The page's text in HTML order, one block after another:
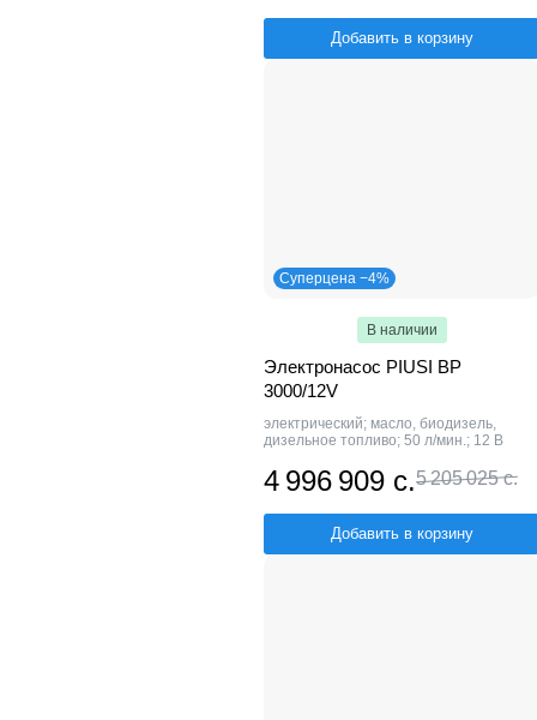
Добавить в корзину
Суперцена −4%
В наличии
Электронасос PIUSI BP
3000/12V
электрический; масло, биодизель,
дизельное топливо; 50 л/мин.; 12 В
4 996 909 с.5 205 025 с.
Добавить в корзину